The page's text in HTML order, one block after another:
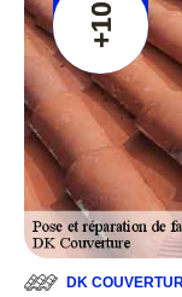
+10
DK